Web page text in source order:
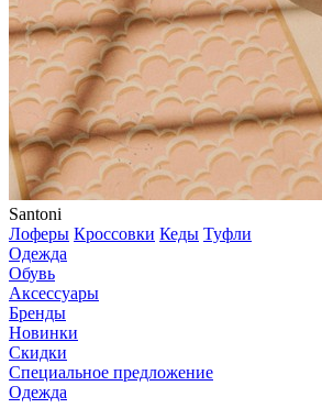
Santoni
Лоферы Кроссовки Кеды Туфли
Одежда
Обувь
Аксессуары
Бренды
Новинки
Скидки
Специальное предложение
Одежда